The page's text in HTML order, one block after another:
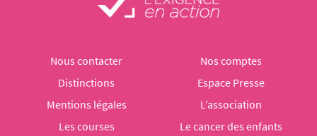
Nous contacter
Nos comptes
Distinctions
Espace Presse
Mentions légales
L’association
Les courses
Le cancer des enfants